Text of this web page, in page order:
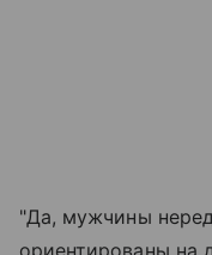
"Да, мужчины